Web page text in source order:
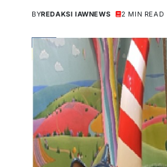
BYREDAKSI IAWNEWS 2 MIN READ